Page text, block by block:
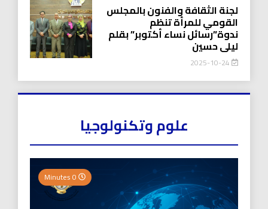
لجنة الثقافة والفنون بالمجلس
القومي للمرأة تنظم
ندوة”رسائل نساء أكتوبر” بقلم
ليلى حسين
2025-10-24
علوم وتكنولوجيا